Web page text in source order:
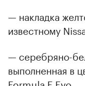
— накладка
известному
— серебряно-
выполненная в